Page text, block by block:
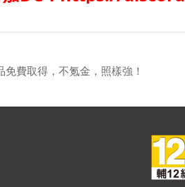
免費取得，不氪金，照樣強！